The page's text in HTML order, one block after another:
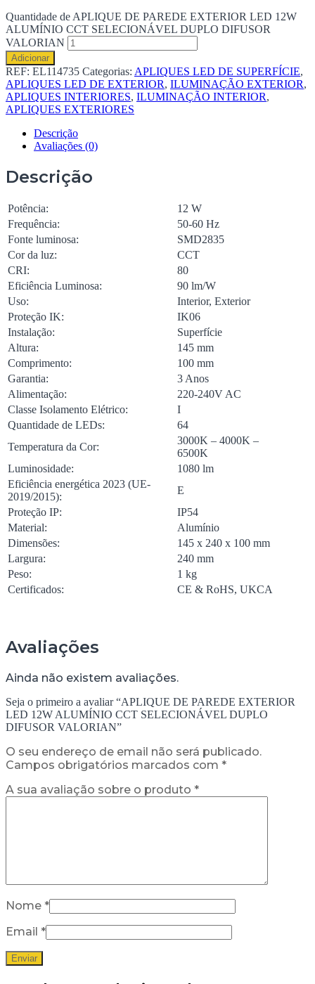
Quantidade de APLIQUE DE PAREDE EXTERIOR LED 12W
ALUMÍNIO CCT SELECIONÁVEL DUPLO DIFUSOR
VALORIAN
Adicionar
REF: EL114735 Categorias: APLIQUES LED DE SUPERFÍCIE,
APLIQUES LED DE EXTERIOR, ILUMINAÇÃO EXTERIOR,
APLIQUES INTERIORES, ILUMINAÇÃO INTERIOR,
APLIQUES EXTERIORES
Descrição
Avaliações (0)
Descrição
Potência:
12 W
Frequência:
50-60 Hz
Fonte luminosa:
SMD2835
Cor da luz:
CCT
CRI:
80
Eficiência Luminosa:
90 lm/W
Uso:
Interior, Exterior
Proteção IK:
IK06
Instalação:
Superfície
Altura:
145 mm
Comprimento:
100 mm
Garantia:
3 Anos
Alimentação:
220-240V AC
Classe Isolamento Elétrico:
I
Quantidade de LEDs:
64
Temperatura da Cor:
3000K – 4000K –
6500K
Luminosidade:
1080 lm
Eficiência energética 2023 (UE-
2019/2015):
E
Proteção IP:
IP54
Material:
Alumínio
Dimensões:
145 x 240 x 100 mm
Largura:
240 mm
Peso:
1 kg
Certificados:
CE & RoHS, UKCA
Avaliações
Ainda não existem avaliações.
Seja o primeiro a avaliar “APLIQUE DE PAREDE EXTERIOR
LED 12W ALUMÍNIO CCT SELECIONÁVEL DUPLO
DIFUSOR VALORIAN”
O seu endereço de email não será publicado.
Campos obrigatórios marcados com *
A sua avaliação sobre o produto *
Nome *
Email *